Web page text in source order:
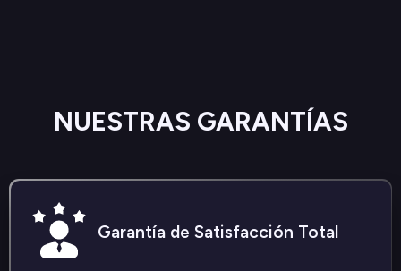
NUESTRAS GARANTÍAS
Garantía de Satisfacción Total